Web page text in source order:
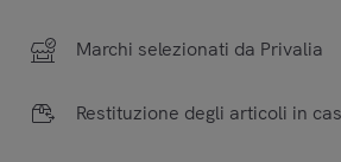
Marchi selezionati da Privalia
Restituzione degli articoli in